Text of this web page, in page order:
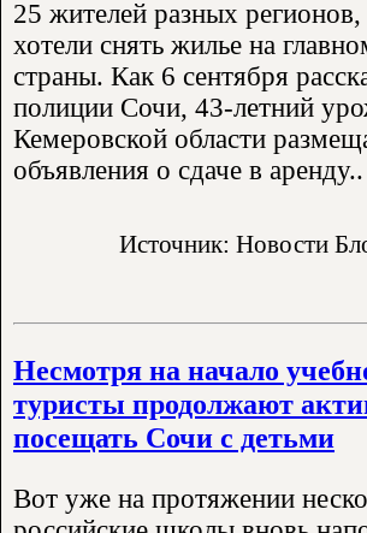
25 жителей разных
хотели снять жилье на
страны. Как 6 сентября
полиции Сочи, 43-летний
Кемеровской области
объявления о сдаче в аренду..
Источник: Новости
Несмотря на начало
туристы продолжают
посещать Сочи с детьми
Вот уже на протяжении